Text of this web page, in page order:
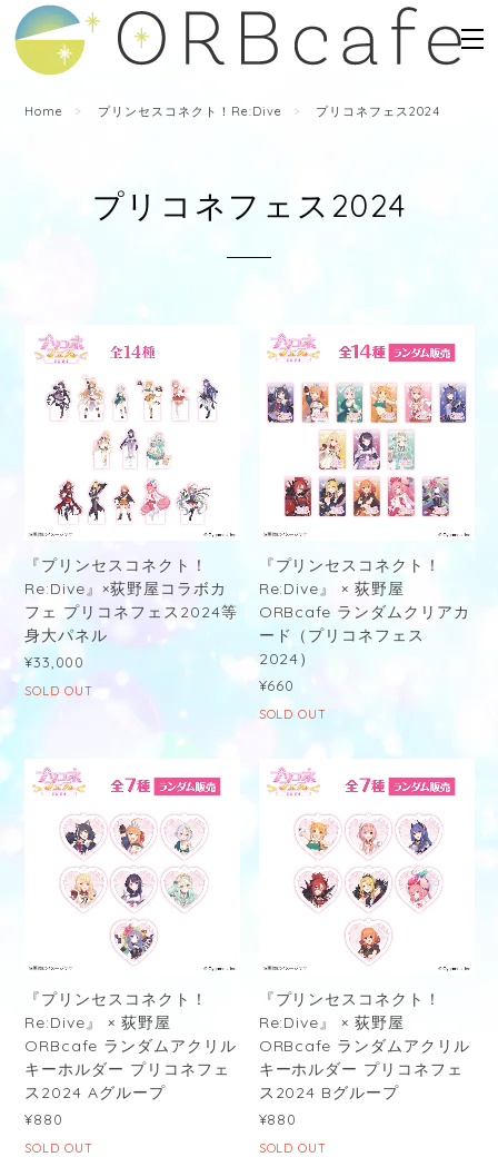
Home プリンセスコネクト！Re:Dive プリコネフェス2024
プリコネフェス2024
『プリンセスコネクト！
Re:Dive』×荻野屋コラボカ
フェ プリコネフェス2024等
身大パネル
¥33,000
SOLD OUT
『プリンセスコネクト！
Re:Dive』 × 荻野屋
ORBcafe ランダムクリアカ
ード（プリコネフェス
2024）
¥660
SOLD OUT
『プリンセスコネクト！
Re:Dive』 × 荻野屋
ORBcafe ランダムアクリル
キーホルダー プリコネフェ
ス2024 Aグループ
¥880
SOLD OUT
『プリンセスコネクト！
Re:Dive』 × 荻野屋
ORBcafe ランダムアクリル
キーホルダー プリコネフェ
ス2024 Bグループ
¥880
SOLD OUT